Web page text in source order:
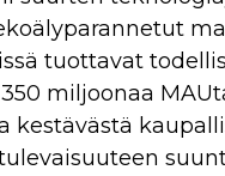
tuottavat
miljoonaa
kestävästä